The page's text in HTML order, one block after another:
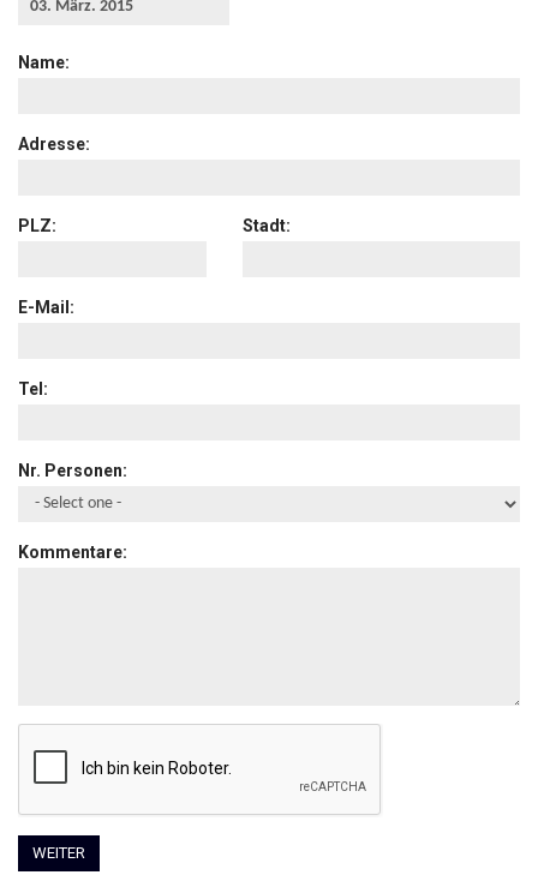
Name:
Adresse:
PLZ: Stadt:
E-Mail:
Tel:
Nr. Personen:
Kommentare:
WEITER